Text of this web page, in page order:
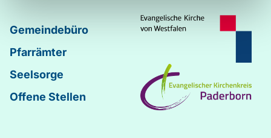
Gemeindebüro
Pfarrämter
Seelsorge
Offene Stellen